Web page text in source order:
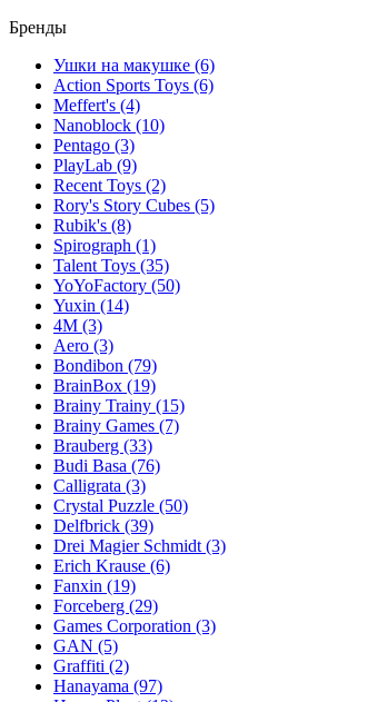
Бренды
Ушки на макушке (6)
Action Sports Toys (6)
Meffert's (4)
Nanoblock (10)
Pentago (3)
PlayLab (9)
Recent Toys (2)
Rory's Story Cubes (5)
Rubik's (8)
Spirograph (1)
Talent Toys (35)
YoYoFactory (50)
Yuxin (14)
4M (3)
Aero (3)
Bondibon (79)
BrainBox (19)
Brainy Trainy (15)
Brainy Games (7)
Brauberg (33)
Budi Basa (76)
Calligrata (3)
Crystal Puzzle (50)
Delfbrick (39)
Drei Magier Schmidt (3)
Erich Krause (6)
Fanxin (19)
Forceberg (29)
Games Corporation (3)
GAN (5)
Graffiti (2)
Hanayama (97)